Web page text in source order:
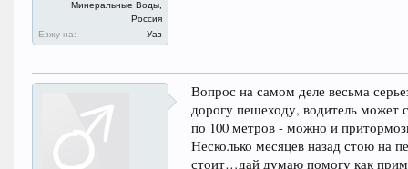
Минеральные Воды,
Россия
Езжу на:
Уаз
Вопрос на самом деле весьма
дорогу пешеходу, водитель может
по 100 метров - можно и
Несколько месяцев назад стою на
стоит…дай думаю помогу как